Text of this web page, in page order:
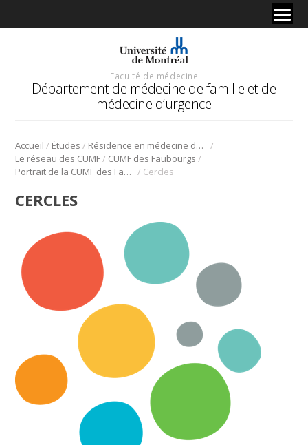
Faculté de médecine
Département de médecine de famille et de
médecine d’urgence
Accueil / Études / Résidence en médecine de famille
/
Le réseau des CUMF/ CUMF des Faubourgs /
Portrait de la CUMF des Faubourgs | Pour et par les résidents! / Cercles
CERCLES